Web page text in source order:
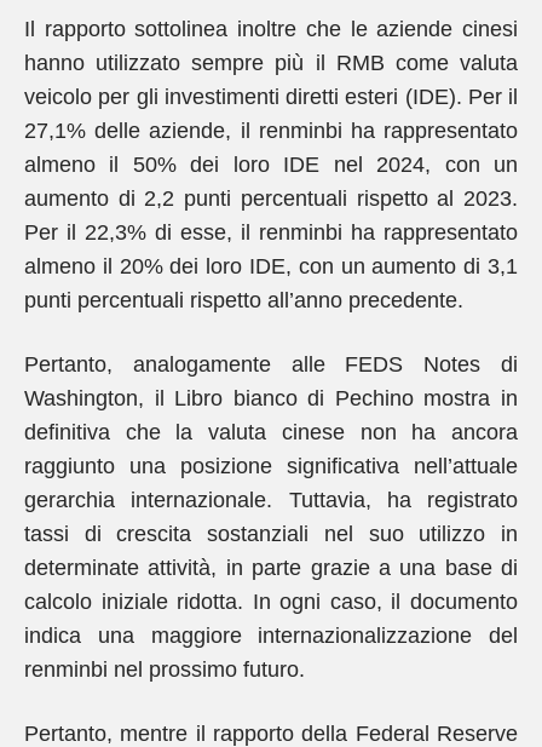
Il rapporto sottolinea inoltre che le aziende cinesi
hanno utilizzato sempre più il RMB come valuta
veicolo per gli investimenti diretti esteri (IDE). Per il
27,1% delle aziende, il renminbi ha rappresentato
almeno il 50% dei loro IDE nel 2024, con un
aumento di 2,2 punti percentuali rispetto al 2023.
Per il 22,3% di esse, il renminbi ha rappresentato
almeno il 20% dei loro IDE, con un aumento di 3,1
punti percentuali rispetto all’anno precedente.
Pertanto, analogamente alle FEDS Notes di
Washington, il Libro bianco di Pechino mostra in
definitiva che la valuta cinese non ha ancora
raggiunto una posizione significativa nell’attuale
gerarchia internazionale. Tuttavia, ha registrato
tassi di crescita sostanziali nel suo utilizzo in
determinate attività, in parte grazie a una base di
calcolo iniziale ridotta. In ogni caso, il documento
indica una maggiore internazionalizzazione del
renminbi nel prossimo futuro.
Pertanto, mentre il rapporto della Federal Reserve